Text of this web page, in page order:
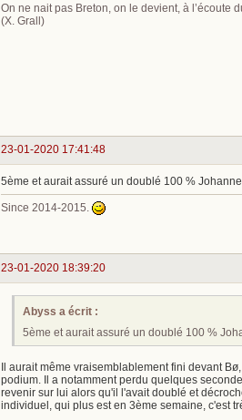
On ne nait pas Breton, on le devient, à l’écoute
(X. Grall)
23-01-2020 17:41:48
5ème et aurait assuré un doublé 100 %
Since 2014-2015.
23-01-2020 18:39:20
Abyss a écrit :
5ème et aurait assuré un doublé 100 %
Il aurait même vraisemblablement fini devant
podium. Il a notamment perdu quelques
revenir sur lui alors qu'il l'avait doublé et
individuel, qui plus est en 3ème semaine, c'est